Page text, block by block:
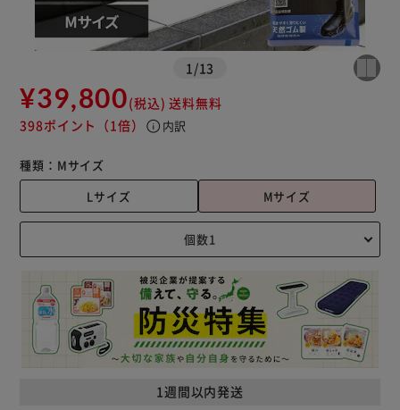
1 /13
¥39,800(税込) 送料無料
398ポイント （1倍） info 内訳
種類： Mサイズ
Lサイズ
Mサイズ
1週間以内発送